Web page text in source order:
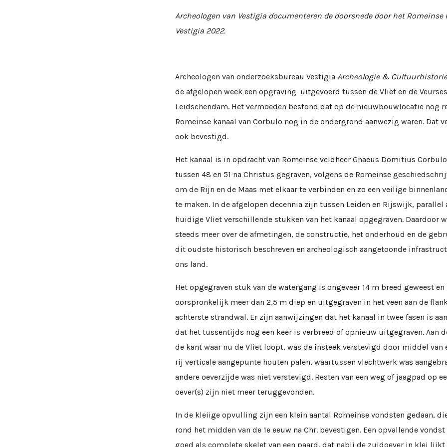
Archeologen van Vestigia documenteren de doorsnede door het Romeinse
Vestigia 2022.
Archeologen van onderzoeksbureau Vestigia Archeologie & Cultuurhistorie
de afgelopen week een opgraving uitgevoerd tussen de Vliet en de
Leidschendam. Het vermoeden bestond dat op de nieuwbouwlocatie nog
Romeinse kanaal van Corbulo nog in de ondergrond aanwezig waren. Dat
ook bevestigd.
Het kanaal is in opdracht van Romeinse veldheer Gnaeus Domitius
tussen 48 en 51 na Christus gegraven, volgens de Romeinse
om de Rijn en de Maas met elkaar te verbinden en zo een veilige
te maken. In de afgelopen decennia zijn tussen Leiden en Rijswijk, parallel
huidige Vliet verschillende stukken van het kanaal opgegraven. Daardoor
steeds meer over de afmetingen, de constructie, het onderhoud en de
dit oudste historisch beschreven en archeologisch aangetoonde
ons land.
Het opgegraven stuk van de watergang is ongeveer 14 m breed geweest en
oorspronkelijk meer dan 2,5 m diep en uitgegraven in het veen aan de
achterste strandwal. Er zijn aanwijzingen dat het kanaal in twee fasen is
dat het tussentijds nog een keer is verbreed of opnieuw uitgegraven. Aan
de kant waar nu de Vliet loopt, was de insteek verstevigd door middel van
rij verticale aangepunte houten palen, waartussen vlechtwerk was
andere oeverzijde was niet verstevigd. Resten van een weg of jaagpad op
oever(s) zijn niet meer teruggevonden.
In de kleiige opvulling zijn een klein aantal Romeinse vondsten gedaan,
rond het midden van de 1e eeuw na Chr. bevestigen. Een opvallende
goed als complete skelet van een paard, dat nabij de zuidoever in klei